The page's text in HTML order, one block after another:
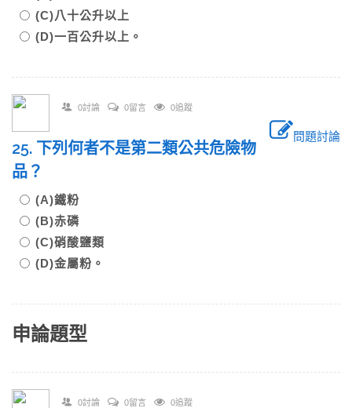
(C)八十公升以上
(D)一百公升以上。
0討論 0留言 0追蹤
問題討論
25. 下列何者不是第二類公共危險物
品？
(A)鐵粉
(B)赤磷
(C)硝酸鹽類
(D)金屬粉。
申論題型
0討論 0留言 0追蹤